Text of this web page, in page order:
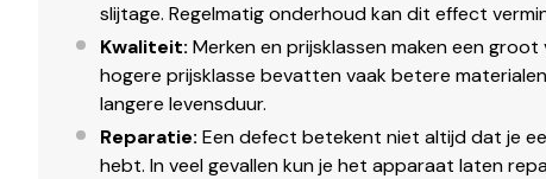
slijtage. Regelmatig onderhoud kan dit effect
Kwaliteit: Merken en prijsklassen maken een
hogere prijsklasse bevatten vaak betere
langere levensduur.
Reparatie: Een defect betekent niet altijd dat je
hebt. In veel gevallen kun je het apparaat laten